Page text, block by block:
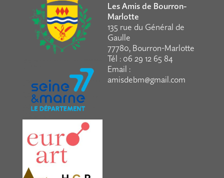
Les Amis de Bourron-
Marlotte
135 rue du Général de
Gaulle
77780, Bourron-Marlotte
Tél : 06 29 12 65 84
Email :
amisdebm@gmail.com